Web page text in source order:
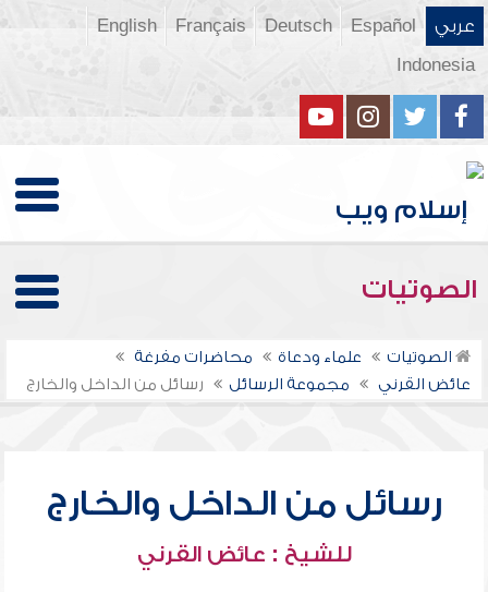
عربي Español
Deutsch
Français
English
Indonesia
الصوتيات
الصوتيات علماء ودعاة
محاضرات مفرغة
عائض القرني
مجموعة الرسائل رسائل من الداخل والخارج
رسائل من الداخل والخارج
للشيخ : عائض القرني